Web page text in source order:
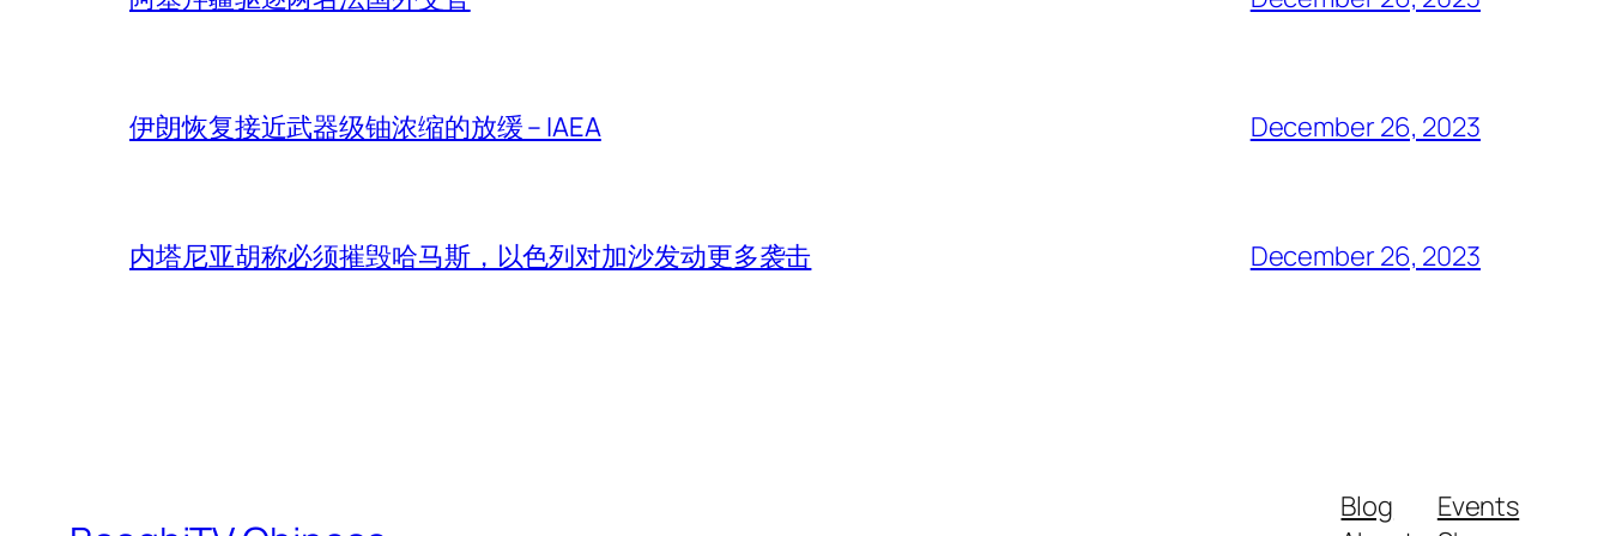
伊朗恢复接近武器级铀浓缩的放缓 – IAEA December 26, 2023
内塔尼亚胡称必须摧毁哈马斯，以色列对加沙发动更多袭击 December 26, 2023
Blog
Events